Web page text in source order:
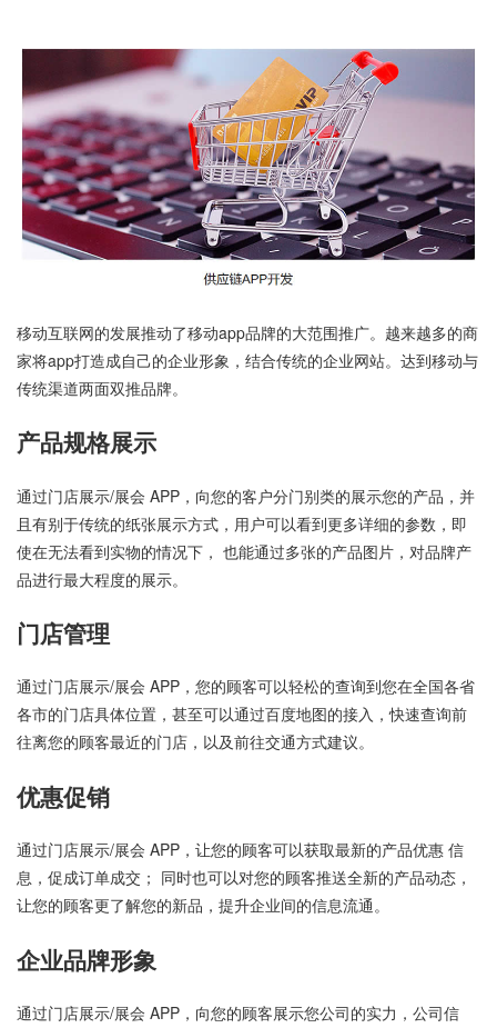
移动互联网的发展推动了移动app品牌的大范围推广。越来越多的商
家将app打造成自己的企业形象，结合传统的企业网站。达到移动与
传统渠道两面双推品牌。
产品规格展示
通过门店展示/展会 APP，向您的客户分门别类的展示您的产品，并
且有别于传统的纸张展示方式，用户可以看到更多详细的参数，即
使在无法看到实物的情况下， 也能通过多张的产品图片，对品牌产
品进行最大程度的展示。
门店管理
通过门店展示/展会 APP，您的顾客可以轻松的查询到您在全国各省
各市的门店具体位置，甚至可以通过百度地图的接入，快速查询前
往离您的顾客最近的门店，以及前往交通方式建议。
优惠促销
通过门店展示/展会 APP，让您的顾客可以获取最新的产品优惠 信
息，促成订单成交； 同时也可以对您的顾客推送全新的产品动态，
让您的顾客更了解您的新品，提升企业间的信息流通。
企业品牌形象
通过门店展示/展会 APP，向您的顾客展示您公司的实力，公司信